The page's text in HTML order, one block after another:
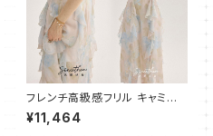
フレンチ高級感フリル キャミワ
ンピース フレア ロング
¥11,464